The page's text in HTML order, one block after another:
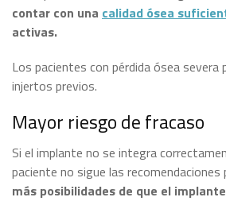
contar con una calidad ósea
activas.
Los pacientes con pérdida ósea severa
injertos previos.
Mayor riesgo de fracaso
Si el implante no se integra
paciente no sigue las
más posibilidades de que el